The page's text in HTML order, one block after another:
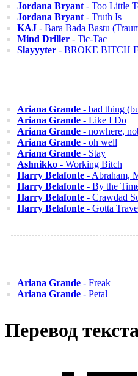
Jordana Bryant - Too Little
Jordana Bryant - Truth Is
KAJ - Bara Bada Bastu
Mind Driller - Tic-Tac
Slayyyter - BROKE BITCH
Ariana Grande - bad thing
Ariana Grande - Like I Do
Ariana Grande - nowhere,
Ariana Grande - oh well
Ariana Grande - Stay
Ashnikko - Working Bitch
Harry Belafonte - Abraham,
Harry Belafonte - By the
Harry Belafonte - Crawdad
Harry Belafonte - Gotta
Ariana Grande - Freak
Ariana Grande - Petal
Перевод